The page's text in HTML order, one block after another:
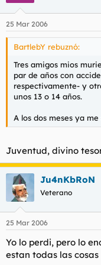
esde donde esté, no
que ser el tipo más
dondequiera que se
Pues eso es todo.
25 Mar 2006
BartlebY rebuznó:
Tres amigos mios
par de años con
respectivamente- y
unos 13 o 14 años.
A los dos meses ya
Juventud, divino
Ju4nKbRoN
Veterano
25 Mar 2006
Yo lo perdi, pero lo
estan todas las cosas